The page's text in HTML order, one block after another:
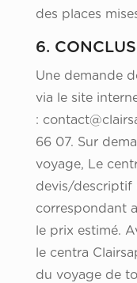
des places
6.
Une demande
via le site
:
66 07. Sur
voyage, Le
devis/descriptif
correspondant
le prix estimé.
le centra
du voyage de